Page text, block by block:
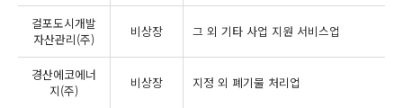
걸포도시개발
자산관리(주)
비상장 그 외 기타 사업 지원 서비스업
경산에코에너
지(주)
비상장 지정 외 폐기물 처리업